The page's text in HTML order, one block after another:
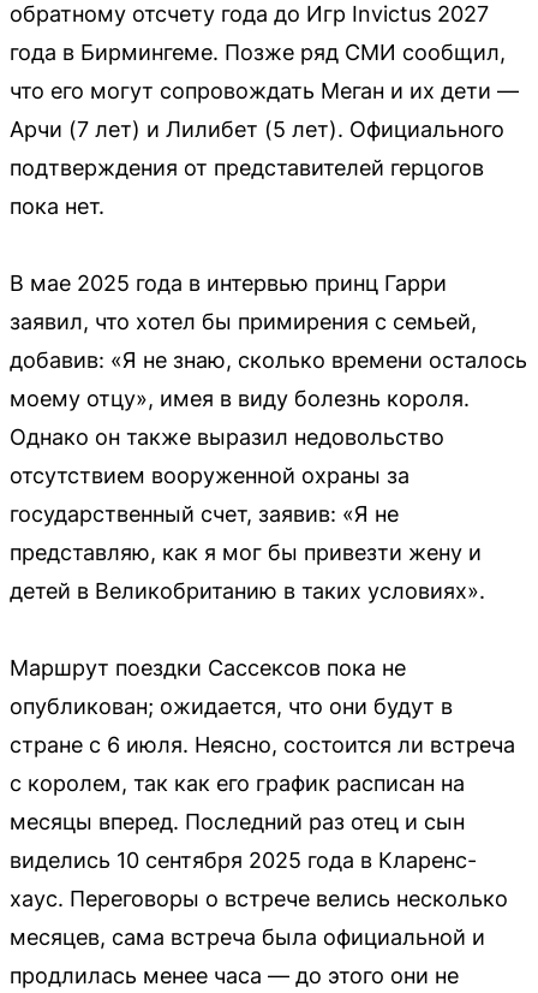
обратному отсчету года до Игр Invictus 2027
года в Бирмингеме. Позже ряд СМИ сообщил,
что его могут сопровождать Меган и их дети —
Арчи (7 лет) и Лилибет (5 лет). Официального
подтверждения от представителей герцогов
пока нет.
В мае 2025 года в интервью принц Гарри
заявил, что хотел бы примирения с семьей,
добавив: «Я не знаю, сколько времени осталось
моему отцу», имея в виду болезнь короля.
Однако он также выразил недовольство
отсутствием вооруженной охраны за
государственный счет, заявив: «Я не
представляю, как я мог бы привезти жену и
детей в Великобританию в таких условиях».
Маршрут поездки Сассексов пока не
опубликован; ожидается, что они будут в
стране с 6 июля. Неясно, состоится ли встреча
с королем, так как его график расписан на
месяцы вперед. Последний раз отец и сын
виделись 10 сентября 2025 года в Кларенс-
хаус. Переговоры о встрече велись несколько
месяцев, сама встреча была официальной и
продлилась менее часа — до этого они не